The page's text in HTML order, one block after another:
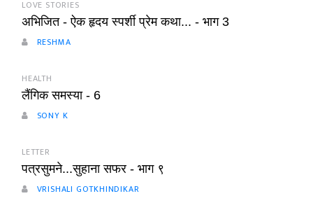
LOVE STORIES
अभिजित - ऐक हृदय स्पर्शी प्रेम कथा... - भाग 3
RESHMA
HEALTH
लैंगिक समस्या - 6
SONY K
LETTER
पत्रसुमने...सुहाना सफर - भाग ९
VRISHALI GOTKHINDIKAR